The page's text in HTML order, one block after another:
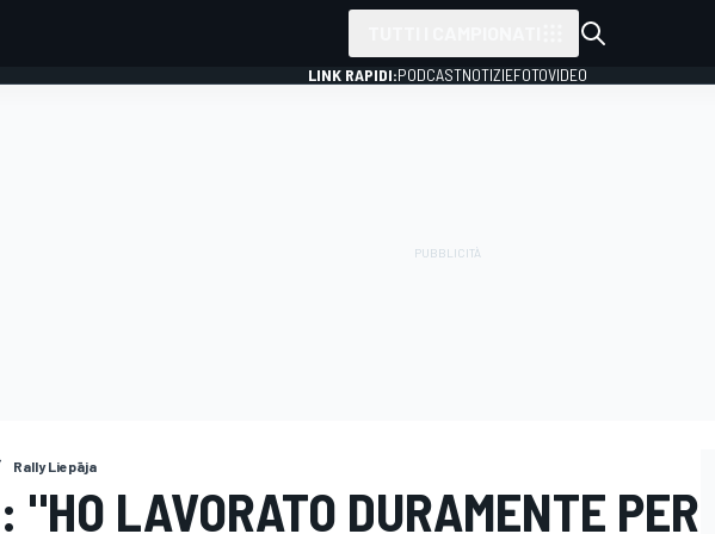
LINK RAPIDI:PODCASTNOTIZIEFOTOVIDEO
Rally Liepāja
"HO LAVORATO DURAMENTE PER